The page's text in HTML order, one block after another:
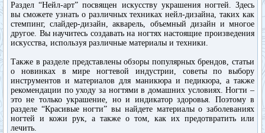
Раздел “Нейл-арт” посвящен искусству украшения ногтей. Здесь
вы сможете узнать о различных техниках нейл-дизайна, таких как
стемпинг, слайдер-дизайн, акварель, объемный дизайн и многое
другое. Вы научитесь создавать на ногтях настоящие произведения
искусства, используя различные материалы и техники.
Также в разделе представлены обзоры популярных брендов, статьи
о новинках в мире ногтевой индустрии, советы по выбору
инструментов и материалов для маникюра и педикюра, а также
рекомендации по уходу за ногтями в домашних условиях. Ногти –
это не только украшение, но и индикатор здоровья. Поэтому в
разделе “Красивые ногти” вы найдете материалы о заболеваниях
ногтей и кожи рук, а также о том, как их предотвратить или
лечить.